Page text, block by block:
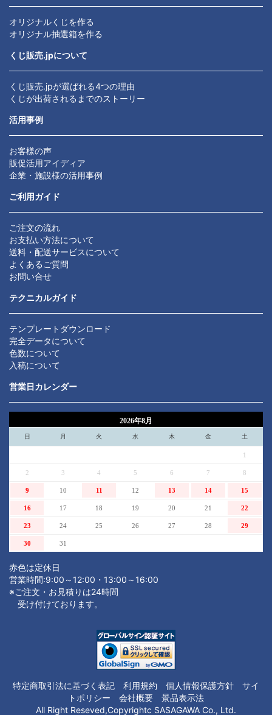
オリジナルくじを作る
オリジナル抽選箱を作る
くじ販売.jpについて
くじ販売.jpが選ばれる4つの理由
くじが出荷されるまでのストーリー
活用事例
お客様の声
販促活用アイディア
企業・施設様の活用事例
ご利用ガイド
ご注文の流れ
お支払い方法について
送料・配送サービスについて
よくあるご質問
お問い合せ
テクニカルガイド
テンプレートダウンロード
完全データについて
色数について
入稿について
営業日カレンダー
2026年8月
日 月 火 水 木 金 土
1
2 3 4 5 6 7 8
9 10 11 12 13 14 15
16 17 18 19 20 21 22
23 24 25 26 27 28 29
30 31
赤色は定休日
営業時間:9:00～12:00・13:00～16:00
※ご注文・お見積りは24時間
受け付けております。
特定商取引法に基づく表記 利用規約 個人情報保護方針
サイ
トポリシー
会社概要
景品表示法
All Right Reseved,Copyrightc SASAGAWA Co., Ltd.